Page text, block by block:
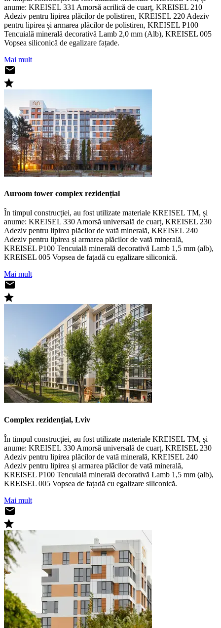
anume: KREISEL 331 Amorsă acrilică de cuarț, KREISEL 210
Adeziv pentru lipirea plăcilor de polistiren, KREISEL 220 Adeziv
pentru lipirea și armarea plăcilor de polistiren, KREISEL P100
Tencuială minerală decorativă Lamb 2,0 mm (Alb), KREISEL 005
Vopsea siliconică de egalizare fațade.
Mai mult
Auroom tower complex rezidențial
În timpul construcției, au fost utilizate materiale KREISEL TM, și
anume: KREISEL 330 Amorsă universală de cuarț, KREISEL 230
Adeziv pentru lipirea plăcilor de vată minerală, KREISEL 240
Adeziv pentru lipirea și armarea plăcilor de vată minerală,
KREISEL P100 Tencuială minerală decorativă Lamb 1,5 mm (alb),
KREISEL 005 Vopsea de fațadă cu egalizare siliconică.
Mai mult
Complex rezidențial, Lviv
În timpul construcției, au fost utilizate materiale KREISEL TM, și
anume: KREISEL 330 Amorsă universală de cuarț, KREISEL 230
Adeziv pentru lipirea plăcilor de vată minerală, KREISEL 240
Adeziv pentru lipirea și armarea plăcilor de vată minerală,
KREISEL P100 Tencuială minerală decorativă Lamb 1,5 mm (alb),
KREISEL 005 Vopsea de fațadă cu egalizare siliconică.
Mai mult